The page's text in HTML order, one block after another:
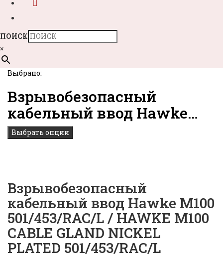
ПОИСК
×
Выбрано:
Взрывобезопасный
кабельный ввод Hawke…
Выбрать опции
Взрывобезопасный
кабельный ввод Hawke M100
501/453/RAC/L / HAWKE M100
CABLE GLAND NICKEL
PLATED 501/453/RAC/L